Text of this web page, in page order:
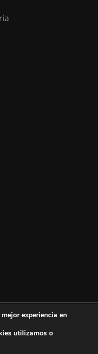
experiencia en
utilizamos o